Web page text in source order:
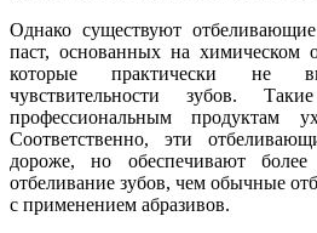
Однако существуют
паст, основанных на химическом
которые практически не
чувствительности зубов.
профессиональным продуктам
Соответственно, эти
дороже, но обеспечивают более
отбеливание зубов, чем обычные
с применением абразивов.